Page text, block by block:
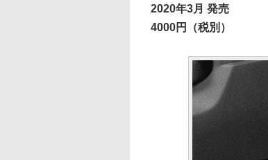
2020年3月 発売
4000円（税別）